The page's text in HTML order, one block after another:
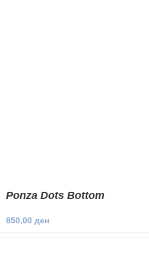
Ponza Dots Bottom
850,00 ден